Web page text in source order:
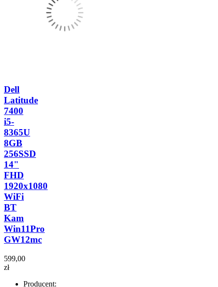
Dell
Latitude
7400
i5-
8365U
8GB
256SSD
14"
FHD
1920x1080
WiFi
BT
Kam
Win11Pro
GW12mc
599,00
zł
Producent: